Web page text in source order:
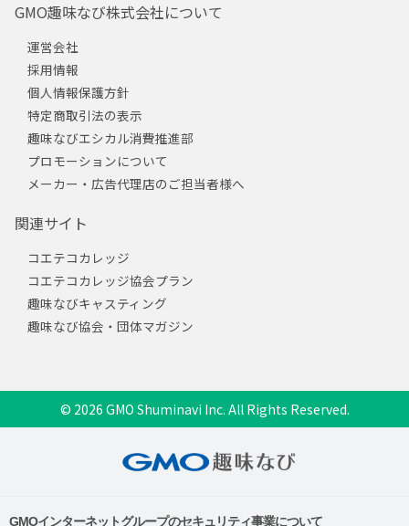
GMO趣味なび株式会社について
運営会社
採用情報
個人情報保護方針
特定商取引法の表示
趣味なびエシカル消費推進部
プロモーションについて
メーカー・広告代理店のご担当者様へ
関連サイト
コエテコカレッジ
コエテコカレッジ協会プラン
趣味なびキャスティング
趣味なび協会・団体マガジン
© 2026 GMO Shuminavi Inc. All Rights Reserved.